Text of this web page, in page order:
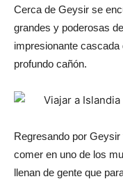
Cerca de Geysir se
grandes y poderosas
impresionante
profundo cañón.
Regresando por
comer en uno de los
llenan de gente que